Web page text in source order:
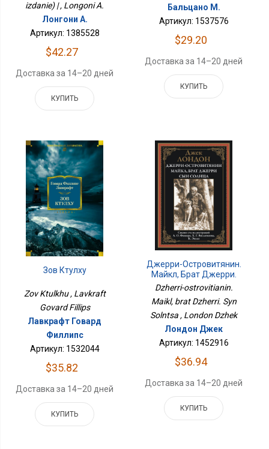
izdanie) | , Longoni A.
Лонгони А.
Артикул: 1385528
$42.27
Доставка за 14–20 дней
КУПИТЬ
Бальцано М.
Артикул: 1537576
$29.20
Доставка за 14–20 дней
КУПИТЬ
Зов Ктулху
Zov Ktulkhu , Lavkraft
Govard Fillips
Лавкрафт Говард
Филлипс
Артикул: 1532044
$35.82
Доставка за 14–20 дней
КУПИТЬ
Джерри-Островитянин.
Майкл, Брат Джерри.
Сын Солнца
Dzherri-ostrovitianin.
Maikl, brat Dzherri. Syn
Solntsa , London Dzhek
Лондон Джек
Артикул: 1452916
$36.94
Доставка за 14–20 дней
КУПИТЬ